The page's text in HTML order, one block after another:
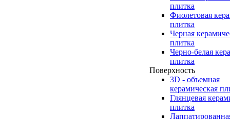
плитка
Фиолетовая
плитка
Черная
плитка
Черно-белая
плитка
Поверхность
3D - объемная
керамическая
Глянцевая
плитка